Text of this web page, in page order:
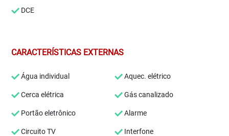
DCE
CARACTERÍSTICAS EXTERNAS
Água individual Aquec. elétrico
Cerca elétrica Gás canalizado
Portão eletrônico Alarme
Circuito TV Interfone